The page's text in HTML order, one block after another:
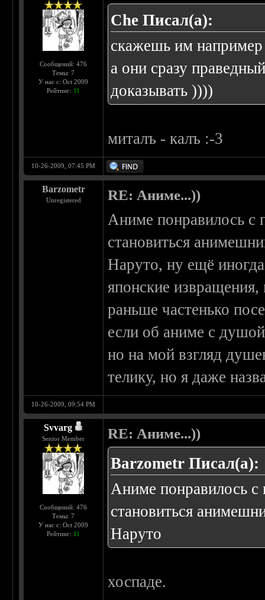
Сообщений: 476
Темы: 7
У нас с: Oct 2009
Рейтинг: 11
Che Писал(а):
скажешь им например
а они сразу
доказывать ))))
миталъ - калъ :-3
10-26-2009, 07:45 PM
Barzometr
Unregistered RE: Аниме...))
Аниме понравилось с
становиться
Наруто, ну ещё
японские
раньше частенько
если об аниме с
но на мой взгляд
телику, но я даже
10-26-2009, 09:54 PM
Svvarg
Senior Member
Сообщений: 476
Темы: 7
У нас с: Oct 2009
Рейтинг: 11
RE: Аниме...))
Barzometr Писал(а):
Аниме понравилось
становиться
Наруто
хоспаде.